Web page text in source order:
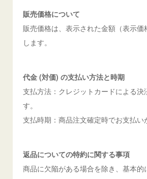
販売価格について
販売価格は、表示された金額（表示価
します。
代金 (対価) の支払い方法と時期
支払方法：クレジットカードによる決
す。
支払時期：商品注文確定時でお支払い
返品についての特約に関する事項
商品に欠陥がある場合を除き、基本的